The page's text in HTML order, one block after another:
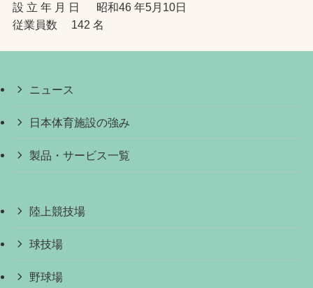
設 立 年 月 日 昭和46 年5月10日
従業員数 142 名
ニュース
日本体育施設の強み
製品・サービス一覧
陸上競技場
球技場
野球場